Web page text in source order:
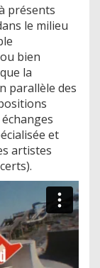
présents
le milieu
bien
la
parallèle des
et
artistes